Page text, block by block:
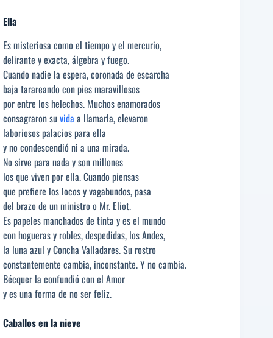
Ella
Es misteriosa como el tiempo y el mercurio,
delirante y exacta, álgebra y fuego.
Cuando nadie la espera, coronada de escarcha
baja tarareando con pies maravillosos
por entre los helechos. Muchos enamorados
consagraron suvida a llamarla, elevaron
laboriosos palacios para ella
y no condescendió ni a una mirada.
No sirve para nada y son millones
los que viven por ella. Cuando piensas
que prefiere los locos y vagabundos, pasa
del brazo de un ministro o Mr. Eliot.
Es papeles manchados de tinta y es el mundo
con hogueras y robles, despedidas, los Andes,
la luna azul y Concha Valladares. Su rostro
constantemente cambia, inconstante. Y no cambia.
Bécquer la confundió con el Amor
y es una forma de no ser feliz.
Caballos en la nieve